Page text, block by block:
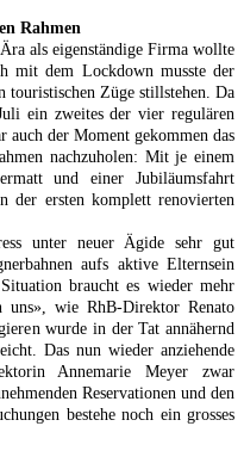
Rahmen
als eigenständige Firma wollte
mit dem Lockdown musste der
touristischen Züge stillstehen. Da
ein zweites der vier regulären
auch der Moment gekommen das
nachzuholen: Mit je einem
und einer Jubiläumsfahrt
der ersten komplett renovierten
unter neuer Ägide sehr gut
aufs aktive Elternsein
braucht es wieder mehr
uns», wie RhB-Direktor Renato
wurde in der Tat annähernd
Das nun wieder anziehende
Annemarie Meyer zwar
Reservationen und den
bestehe noch ein grosses